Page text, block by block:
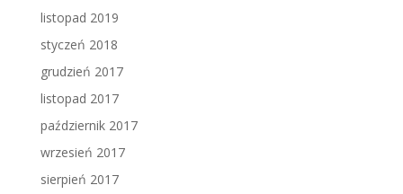
listopad 2019
styczeń 2018
grudzień 2017
listopad 2017
październik 2017
wrzesień 2017
sierpień 2017